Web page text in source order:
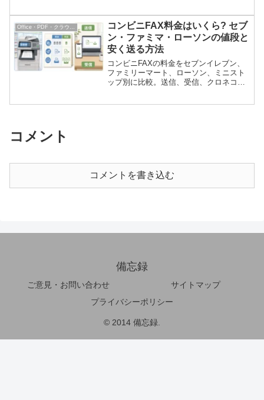
トを使う選び方も紹介します。
コンビニFAX料金はいくら? セブ
ン・ファミマ・ローソンの値段と
安く送る方法
コンビニFAXの料金をセブンイレブン、
ファミリーマート、ローソン、ミニスト
ップ別に比較。送信、受信、クロネコ
コメント
コメントを書き込む
備忘録
ご意見・お問い合わせ
サイトマップ
プライバシーポリシー
© 2014 備忘録.